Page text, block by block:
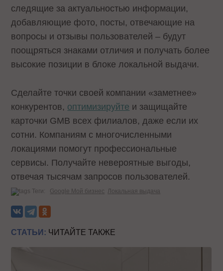
следящие за актуальностью информации,
добавляющие фото, посты, отвечающие на
вопросы и отзывы пользователей – будут
поощряться знаками отличия и получать более
высокие позиции в блоке локальной выдачи.
Сделайте точки своей компании «заметнее»
конкурентов, оптимизируйте и защищайте
карточки GMB всех филиалов, даже если их
сотни. Компаниям с многочисленными
локациями помогут профессиональные
сервисы. Получайте невероятные выгоды,
отвечая тысячам запросов пользователей.
Теги: Google Мой бизнес Локальная выдача
СТАТЬИ: ЧИТАЙТЕ ТАКЖЕ